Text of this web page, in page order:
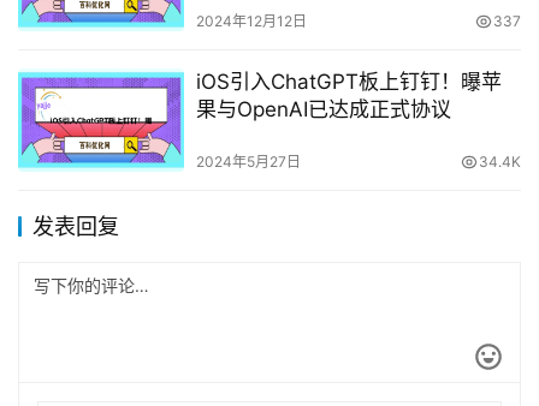
2024年12月12日 337
iOS引入ChatGPT板上钉钉！曝苹
果与OpenAI已达成正式协议
2024年5月27日 34.4K
发表回复